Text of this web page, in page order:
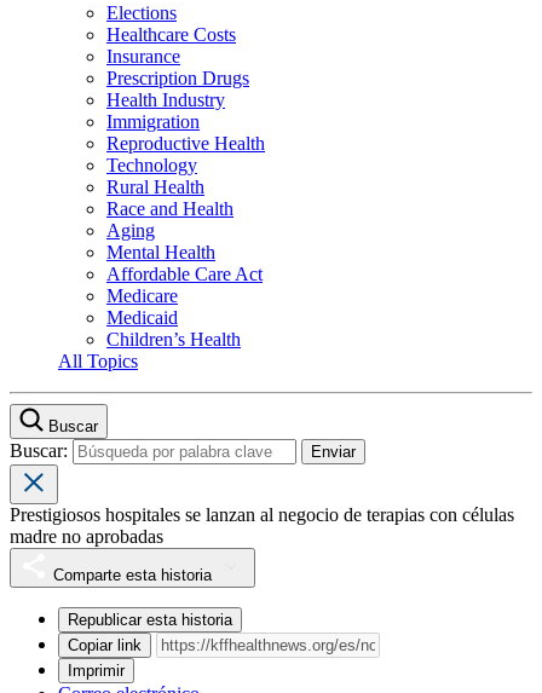
Elections
Healthcare Costs
Insurance
Prescription Drugs
Health Industry
Immigration
Reproductive Health
Technology
Rural Health
Race and Health
Aging
Mental Health
Affordable Care Act
Medicare
Medicaid
Children’s Health
All Topics
Buscar
Buscar:
Prestigiosos hospitales se lanzan al negocio de terapias con células
madre no aprobadas
Comparte esta historia
Republicar esta historia
Copiar link
Imprimir